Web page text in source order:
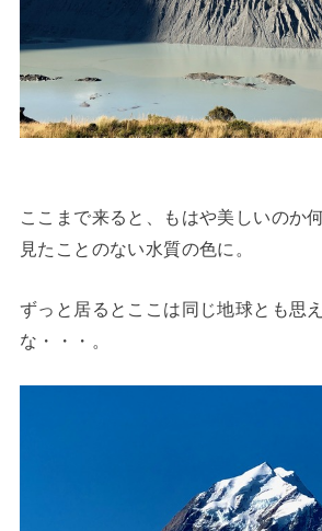
ここまで来ると、もはや美しいのか
見たことのない水質の色に。
ずっと居るとここは同じ地球とも思
な・・・。